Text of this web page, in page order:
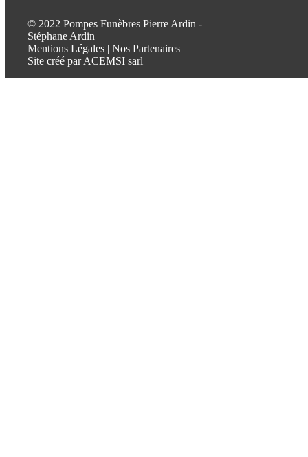
© 2022 Pompes Funèbres Pierre Ardin -
Stéphane Ardin
Mentions Légales | Nos Partenaires
Site créé parACEMSI sarl